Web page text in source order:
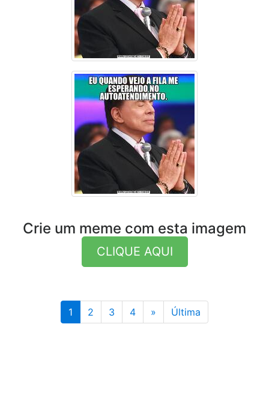
Crie um meme com esta imagem
CLIQUE AQUI
1 2 3 4 » ÚltimaÚltima